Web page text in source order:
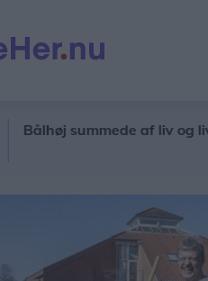
summede af liv og live